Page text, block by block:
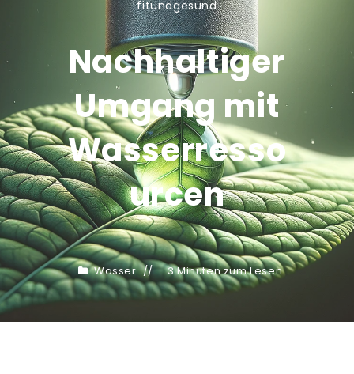
fitundgesund
Nachhaltiger
Umgang mit
Wasserresso
urcen
Wasser 3 Minuten zum Lesen